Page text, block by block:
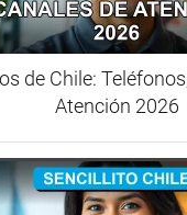
de Chile:
Atención 2026